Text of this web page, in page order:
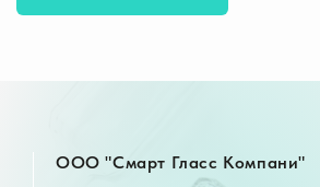
OOO "Смарт Гласс Компани"